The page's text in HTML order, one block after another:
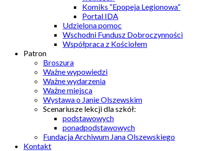
Komiks “Epopeja Legionowa”
Portal IDA
Udzielona pomoc
Wschodni Fundusz Dobroczynności
Współpraca z Kościołem
Patron
Broszura
Ważne wypowiedzi
Ważne wydarzenia
Ważne miejsca
Wystawa o Janie Olszewskim
Scenariusze lekcji dla szkół:
podstawowych
ponadpodstawowych
Fundacja Archiwum Jana Olszewskiego
Kontakt